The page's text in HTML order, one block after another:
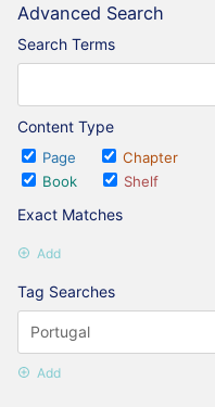
Advanced Search
Search Terms
Content Type
Page
Chapter
Book
Shelf
Exact Matches
Add
Tag Searches
Add